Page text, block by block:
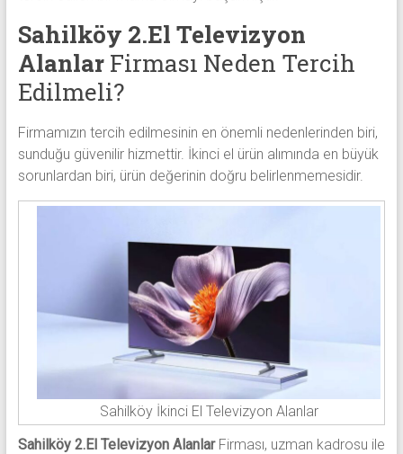
Sahilköy 2.El Televizyon
AlanlarFirması Neden Tercih
Edilmeli?
Firmamızın tercih edilmesinin en önemli nedenlerinden biri,
sunduğu güvenilir hizmettir. İkinci el ürün alımında en büyük
sorunlardan biri, ürün değerinin doğru belirlenmemesidir.
Sahilköy İkinci El Televizyon Alanlar
Sahilköy 2.El Televizyon AlanlarFirması, uzman kadrosu ile